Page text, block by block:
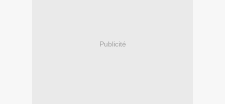
Publicité